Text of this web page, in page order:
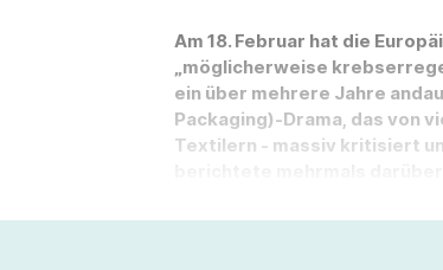
Am 18. Februar hat die
„möglicherweise
ein über mehrere Jahre
Packaging)-Drama, das von
Textilern - massiv kritisiert